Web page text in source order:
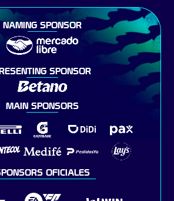
NAMING SPONSOR
SPONSOR
MAIN SPONSORS
OFICIALES